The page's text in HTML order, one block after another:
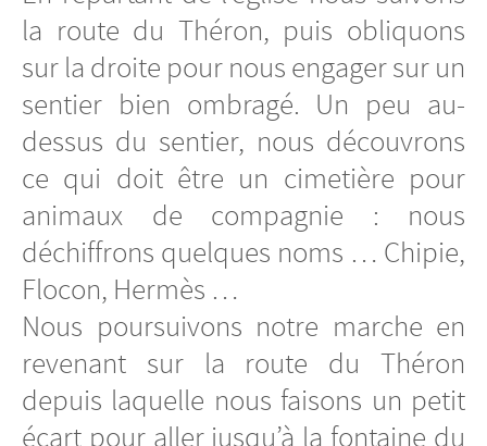
la route du Théron, puis obliquons
sur la droite pour nous engager sur un
sentier bien ombragé. Un peu au-
dessus du sentier, nous découvrons
ce qui doit être un cimetière pour
animaux de compagnie : nous
déchiffrons quelques noms … Chipie,
Flocon, Hermès …
Nous poursuivons notre marche en
revenant sur la route du Théron
depuis laquelle nous faisons un petit
écart pour aller jusqu’à la fontaine du